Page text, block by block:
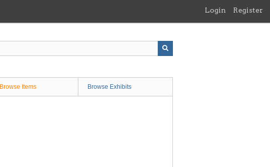
Login Register
Browse Items Browse Exhibits